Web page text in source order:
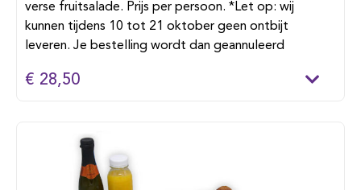
verse fruitsalade. Prijs per persoon. *Let op: wij
kunnen tijdens 10 tot 21 oktober geen ontbijt
leveren. Je bestelling wordt dan geannuleerd
€ 28,50